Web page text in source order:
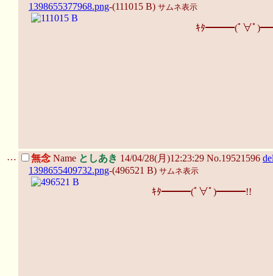
1398655377968.png-(111015 B) サムネ表示
ｷﾀ━━━(ﾟ∀ﾟ
… 無念 Name としあき 14/04/28(月)12:23:29 No.19521596
1398655409732.png-(496521 B) サムネ表示
ｷﾀ━━━(ﾟ∀ﾟ)━━━!!